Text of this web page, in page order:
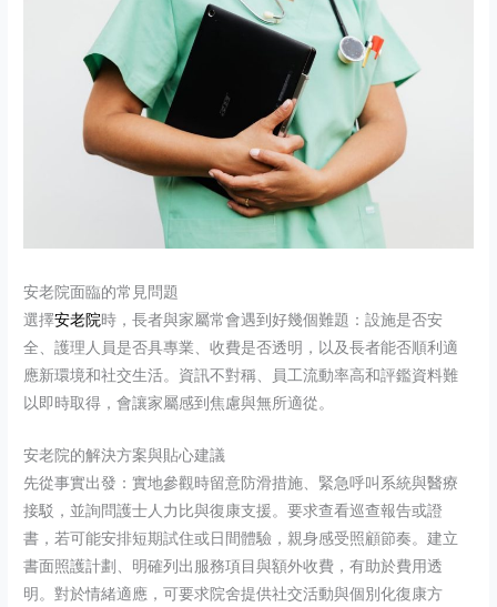
安老院面臨的常見問題
選擇安老院時，長者與家屬常會遇到好幾個難題：設施是否安
全、護理人員是否具專業、收費是否透明，以及長者能否順利適
應新環境和社交生活。資訊不對稱、員工流動率高和評鑑資料難
以即時取得，會讓家屬感到焦慮與無所適從。
安老院的解決方案與貼心建議
先從事實出發：實地參觀時留意防滑措施、緊急呼叫系統與醫療
接駁，並詢問護士人力比與復康支援。要求查看巡查報告或證
書，若可能安排短期試住或日間體驗，親身感受照顧節奏。建立
書面照護計劃、明確列出服務項目與額外收費，有助於費用透
明。對於情緒適應，可要求院舍提供社交活動與個別化復康方